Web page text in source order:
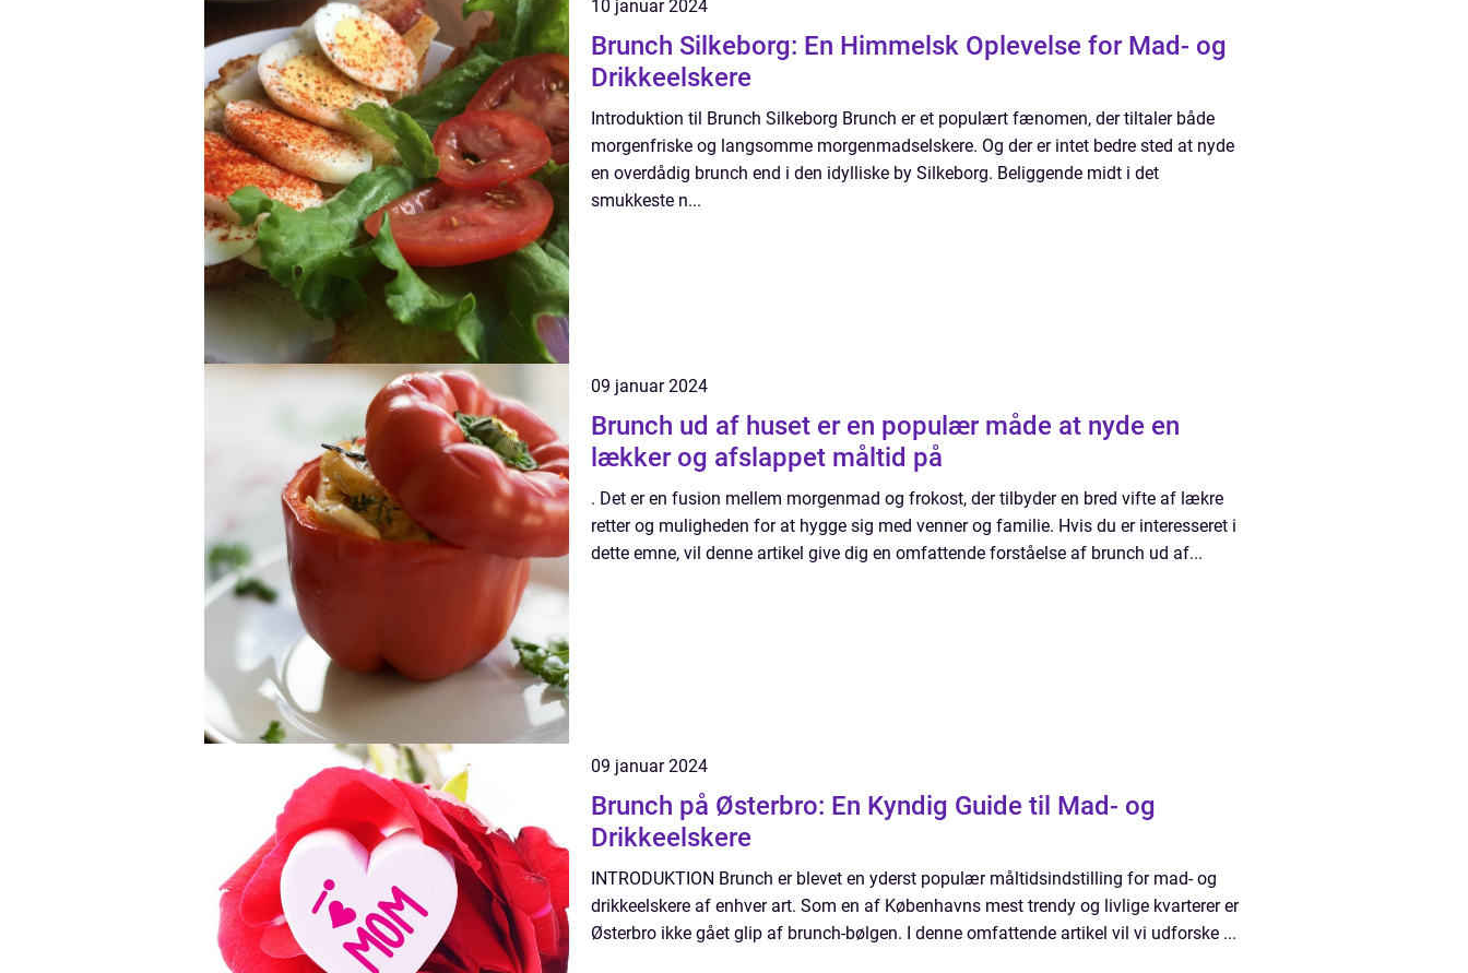
10 januar 2024
Brunch Silkeborg: En Himmelsk Oplevelse for Mad- og
Drikkeelskere
Introduktion til Brunch Silkeborg Brunch er et populært fænomen, der tiltaler både
morgenfriske og langsomme morgenmadselskere. Og der er intet bedre sted at nyde
en overdådig brunch end i den idylliske by Silkeborg. Beliggende midt i det
smukkeste n...
09 januar 2024
Brunch ud af huset er en populær måde at nyde en
lækker og afslappet måltid på
. Det er en fusion mellem morgenmad og frokost, der tilbyder en bred vifte af lækre
retter og muligheden for at hygge sig med venner og familie. Hvis du er interesseret i
dette emne, vil denne artikel give dig en omfattende forståelse af brunch ud af...
09 januar 2024
Brunch på Østerbro: En Kyndig Guide til Mad- og
Drikkeelskere
INTRODUKTION Brunch er blevet en yderst populær måltidsindstilling for mad- og
drikkeelskere af enhver art. Som en af Københavns mest trendy og livlige kvarterer er
Østerbro ikke gået glip af brunch-bølgen. I denne omfattende artikel vil vi udforske ...